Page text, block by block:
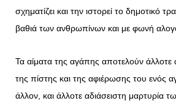
σχηματίζει και την ιστορεί το δημοτικό
βαθιά των ανθρωπίνων και με φωνή
Τα αίματα της αγάπης αποτελούν άλλοτε
της πίστης και της αφιέρωσης του ενός
άλλον, και άλλοτε αδιάσειστη μαρτυρία